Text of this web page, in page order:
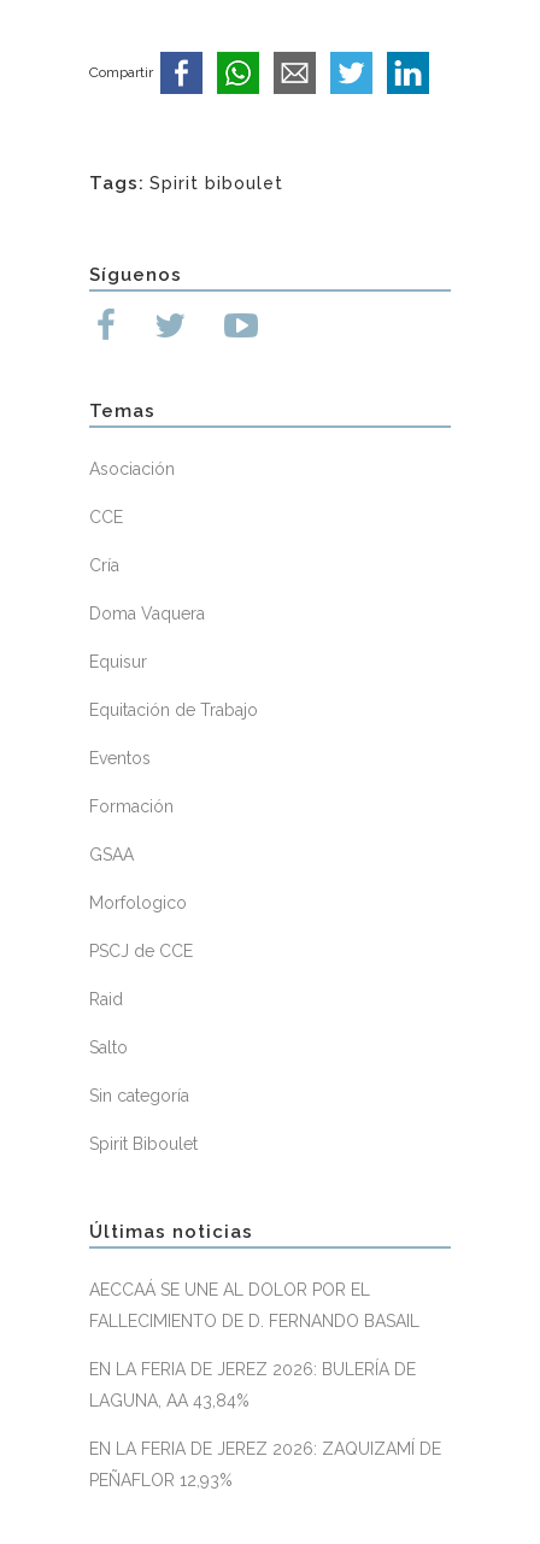
Compartir
Tags: Spirit biboulet
Síguenos
Temas
Asociación
CCE
Cría
Doma Vaquera
Equisur
Equitación de Trabajo
Eventos
Formación
GSAA
Morfologico
PSCJ de CCE
Raid
Salto
Sin categoría
Spirit Biboulet
Últimas noticias
AECCAÁ SE UNE AL DOLOR POR EL
FALLECIMIENTO DE D. FERNANDO BASAIL
EN LA FERIA DE JEREZ 2026: BULERÍA DE
LAGUNA, AA 43,84%
EN LA FERIA DE JEREZ 2026: ZAQUIZAMÍ DE
PEÑAFLOR 12,93%